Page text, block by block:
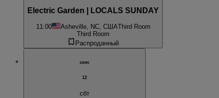
Electric Garden | LOCALS SUNDAY
11:00 Asheville, NC, СШАThird Room
Third Room
Распроданный
сент.
12
сбт